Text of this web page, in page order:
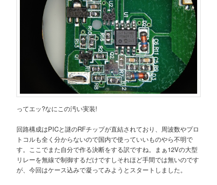
ってエッ?なにこの汚い実装!
回路構成はPICと謎のRFチップが直結されており、周波数やプロ
トコルも全く分からないので国内で使っていいものやら不明で
す。ここでまた自分で作る決断をする訳ですね。まぁ12Vの大型
リレーを無線で制御するだけですしそれほど手間では無いのです
が、今回はケース込みで凝ってみようとスタートしました。